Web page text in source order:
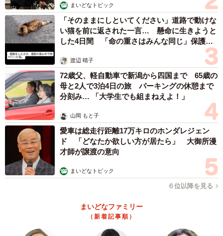
まいどなトピック
「そのままにしといてください」道路で動けな
い猫を前に返された一言… 懸命に生きようと
した4日間 「命の重さはみんな同じ」保護団
渡辺 晴子
72歳父、軽自動車で新潟から四国まで 65歳の
母と2人で3泊4日の旅 パーキングの休憩まで
分刻み… 「大学生でも組まねえよ！」
山岡 もと子
愛車は総走行距離17万キロのホンダレジェン
ド 「どなたか欲しい方が居たら」 大御所漫
才師が譲渡の意向
まいどなトピック
６位以降を見る
まいどなファミリー
（新着記事順）